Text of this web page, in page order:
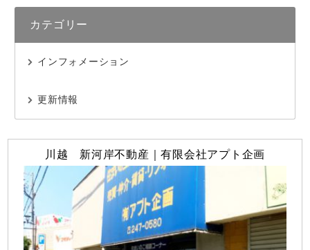
カテゴリー
インフォメーション
更新情報
川越 新河岸不動産｜有限会社アプト企画